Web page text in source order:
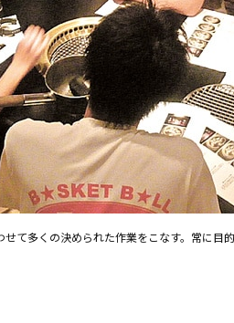
て多くの決められた作業をこなす。常に目